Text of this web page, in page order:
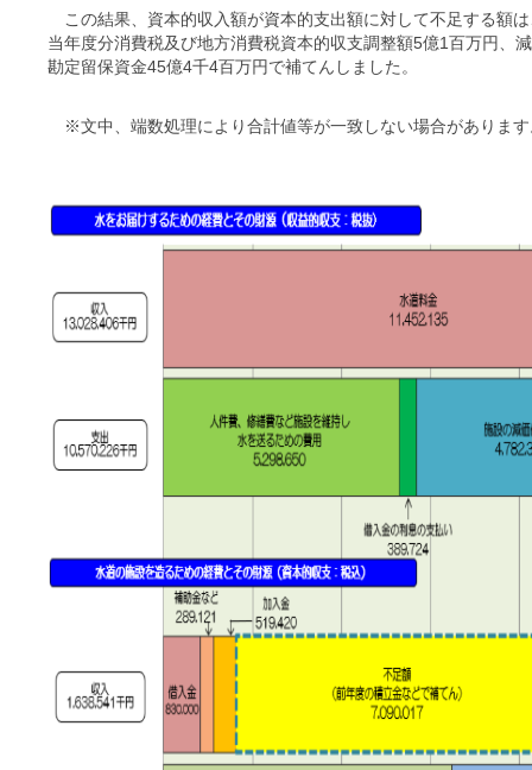
この結果、資本的収入額が資本的支出額に対して不足する額
当年度分消費税及び地方消費税資本的収支調整額5億1百万円、
勘定留保資金45億4千4百万円で補てんしました。
※文中、端数処理により合計値等が一致しない場合がありま